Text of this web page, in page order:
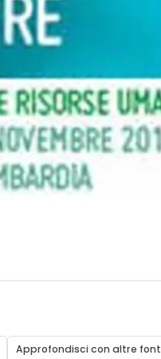
Approfondisci con altre